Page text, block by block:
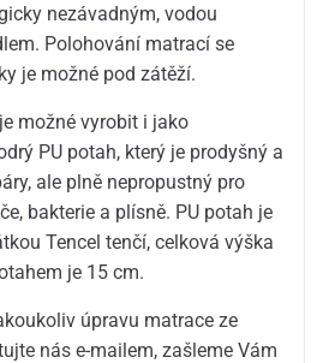
nezávadným, vodou
Polohování matrací se
je možné pod zátěží.
možné vyrobit i jako
PU potah, který je prodyšný a
ale plně nepropustný pro
bakterie a plísně. PU potah je
Tencel tenčí, celková výška
je 15 cm.
úpravu matrace ze
nás e-mailem, zašleme Vám